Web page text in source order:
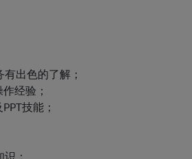
出色的了解；
经验；
技能；
；